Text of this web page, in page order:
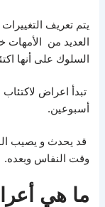
يتم تعريف
العديد من الأمهات
السلوك على أنها
تبدأ اعراض
أسبوعين.
قد يحدث و يصيب
وقت النفاس وبعده.
ما هي